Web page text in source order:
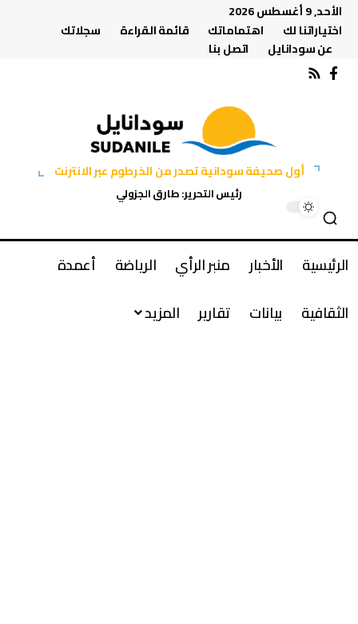
الأحد, 9 أغسطس 2026
اختياراتنا لك
اهتماماتك قائمة القراءة
سجلاتك
عن سودانايل
اتصل بنا
أول صحيفة سودانية تصدر من الخرطوم عبر الانترنت
رئيس التحرير: طارق الجزولي
الرئيسية الأخبار منبر الرأي الرياضة
أعمدة
الثقافية
بيانات تقارير المزيد